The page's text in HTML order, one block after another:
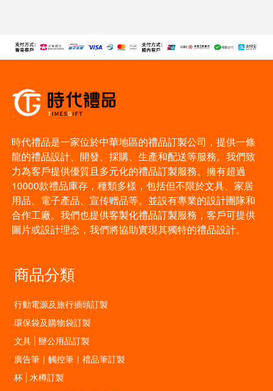
時代禮品是一家位於中華地區的禮品訂製公司，提供一條
龍的禮品設計、開發、採購、生產和配送等服務。我們致
力為客戶提供優質且多元化的禮品訂製服務。擁有超過
10000款禮品庫存，種類多樣，包括但不限於文具、家居
用品、電子產品、宣传赠品等。並設有專業的設計團隊和
合作工廠。我們也提供客製化禮品訂製服務，客戶可提供
圖片或設計理念，我們將協助實現其獨特的禮品設計。
商品分類
行動電源及旅行插頭訂製
環保袋及購物袋訂製
文具 | 辦公用品訂製
廣告筆｜觸控筆｜禮品筆訂製
杯 | 水樽訂製